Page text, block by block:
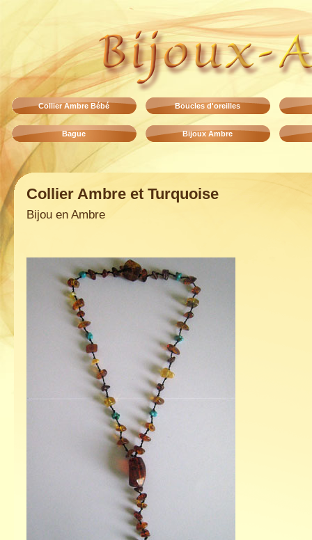
Collier Ambre Bébé Boucles d'oreilles
Bague Bijoux Ambre
Collier Ambre et Turquoise
Bijou en Ambre